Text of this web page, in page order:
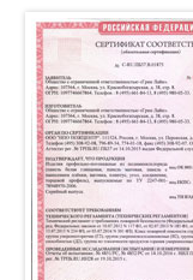
Volkswagen
УАЗ